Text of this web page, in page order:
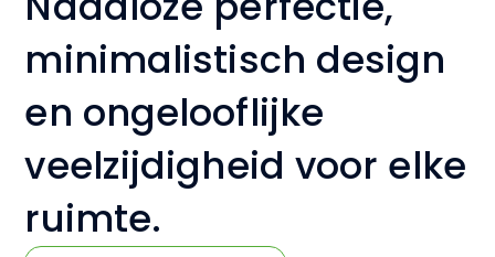
minimalistisch design
en ongelooflijke
veelzijdigheid voor elke
ruimte.